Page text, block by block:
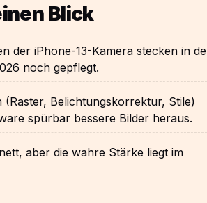
Blick
der iPhone-13-Kamera stecken in
noch gepflegt.
(Raster, Belichtungskorrektur, Stile)
spürbar bessere Bilder heraus.
aber die wahre Stärke liegt im